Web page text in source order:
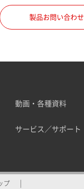
製品お問い合わせ
動画・各種資料
サービス／サポート
プ